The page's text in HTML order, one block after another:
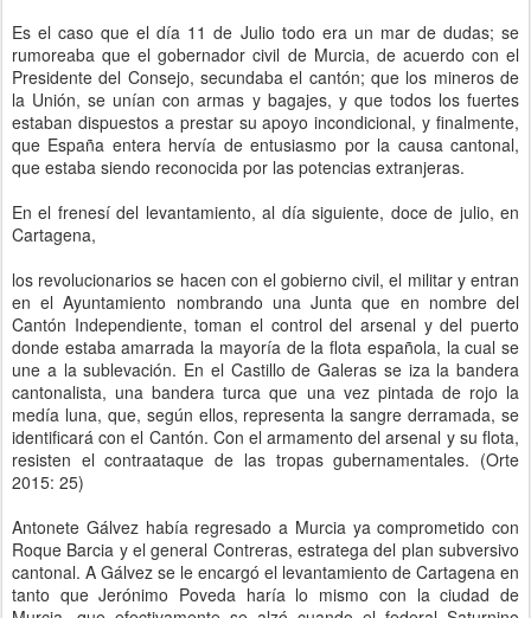
Es el caso que el día 11 de Julio todo era un mar de dudas; se
rumoreaba que el gobernador civil de Murcia, de acuerdo con el
Presidente del Consejo, secundaba el cantón; que los mineros de
la Unión, se unían con armas y bagajes, y que todos los fuertes
estaban dispuestos a prestar su apoyo incondicional, y finalmente,
que España entera hervía de entusiasmo por la causa cantonal,
que estaba siendo reconocida por las potencias extranjeras.
En el frenesí del levantamiento, al día siguiente, doce de julio, en
Cartagena,
los revolucionarios se hacen con el gobierno civil, el militar y entran
en el Ayuntamiento nombrando una Junta que en nombre del
Cantón Independiente, toman el control del arsenal y del puerto
donde estaba amarrada la mayoría de la flota española, la cual se
une a la sublevación. En el Castillo de Galeras se iza la bandera
cantonalista, una bandera turca que una vez pintada de rojo la
medía luna, que, según ellos, representa la sangre derramada, se
identificará con el Cantón. Con el armamento del arsenal y su flota,
resisten el contraataque de las tropas gubernamentales. (Orte
2015: 25)
Antonete Gálvez había regresado a Murcia ya comprometido con
Roque Barcia y el general Contreras, estratega del plan subversivo
cantonal. A Gálvez se le encargó el levantamiento de Cartagena en
tanto que Jerónimo Poveda haría lo mismo con la ciudad de